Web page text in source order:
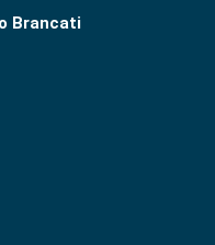
Brancati